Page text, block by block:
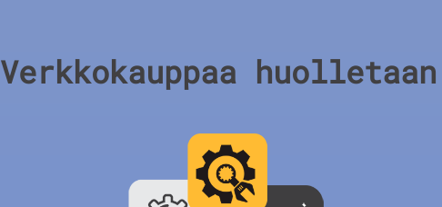
Verkkokauppaa